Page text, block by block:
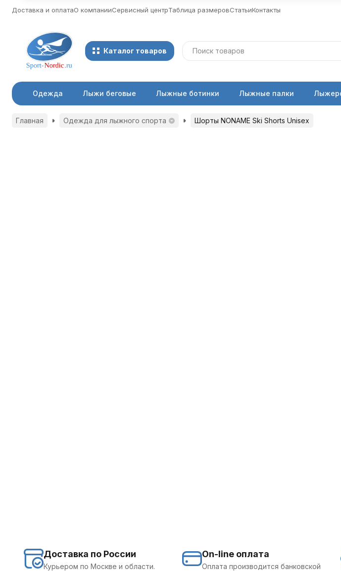
Доставка и оплатаО компанииСервисный центрТаблица размеровСтатьиКонтакты
Каталог товаров
Одежда Лыжи беговые Лыжные ботинки Лыжные палки
Главная Одежда для лыжного спорта Шорты NONAME Ski Shorts Unisex
Доставка по России
Курьером по Москве и области.
On-line оплата
Оплата производится банковской